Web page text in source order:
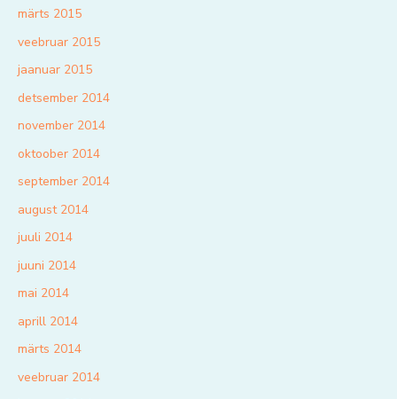
märts 2015
veebruar 2015
jaanuar 2015
detsember 2014
november 2014
oktoober 2014
september 2014
august 2014
juuli 2014
juuni 2014
mai 2014
aprill 2014
märts 2014
veebruar 2014